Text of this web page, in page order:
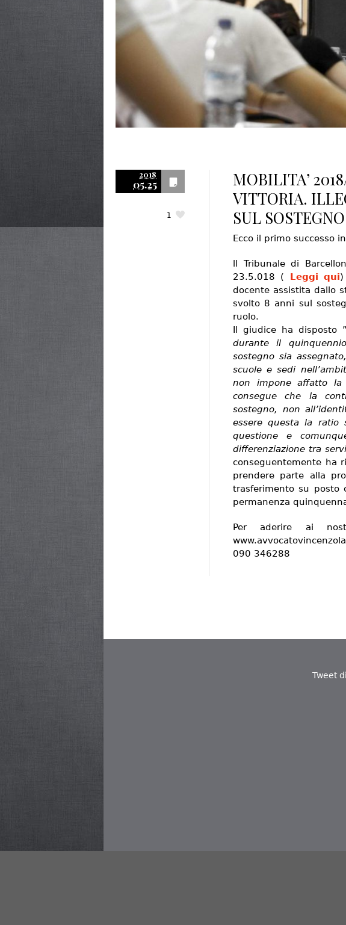
2018
05.25
1
MOBILITA’
VITTORIA.
SUL
Ecco il primo successo
ll Tribunale di
23.5.018 ( Leggi qui)
docente assistita dallo
svolto 8 anni sul
ruolo.
Il giudice ha disposto
durante il
sostegno sia
scuole e sedi
non impone affatto la
consegue che la
sostegno, non
essere questa la ratio
questione e
differenziazione tra
conseguentemente ha
prendere parte alla
trasferimento su posto
permanenza
Per aderire ai
090 346288
Tweet